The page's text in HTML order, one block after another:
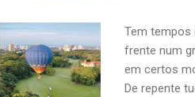
Tem tempos
frente num
em certos
De repente